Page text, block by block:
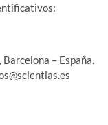
– España.